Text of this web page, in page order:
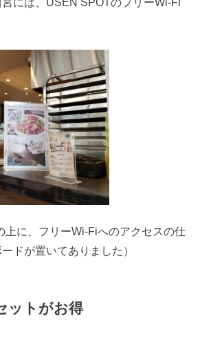
上に、フリーWi-Fiへのアクセスの仕
ドが置いてありました）
ットがお得